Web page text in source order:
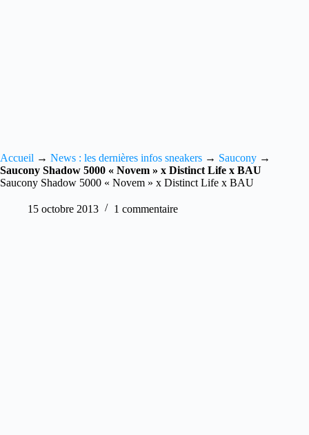
Accueil → News : les dernières infos sneakers → Saucony →
Saucony Shadow 5000 « Novem » x Distinct Life x BAU
Saucony Shadow 5000 « Novem » x Distinct Life x BAU
15 octobre 2013 1 commentaire